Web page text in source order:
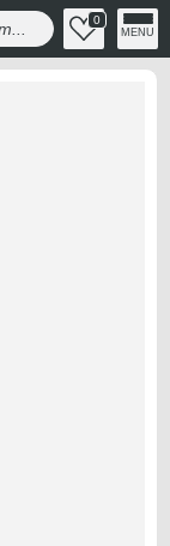
0
MENU